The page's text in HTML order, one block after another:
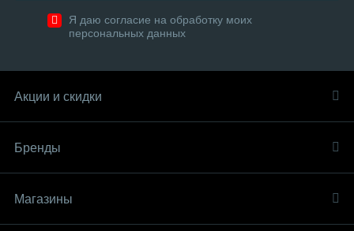
Я даю согласие на обработку моих
персональных данных
Акции и скидки
Бренды
Магазины